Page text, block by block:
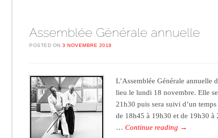
Assemblée Générale annuelle
POSTED ON3 NOVEMBRE 2019
L’Assemblée Générale annuelle
lieu le lundi 18 novembre. Elle
21h30 puis sera suivi d’un
de 18h45 à 19h30 et de 19h30 à
…Continue reading →